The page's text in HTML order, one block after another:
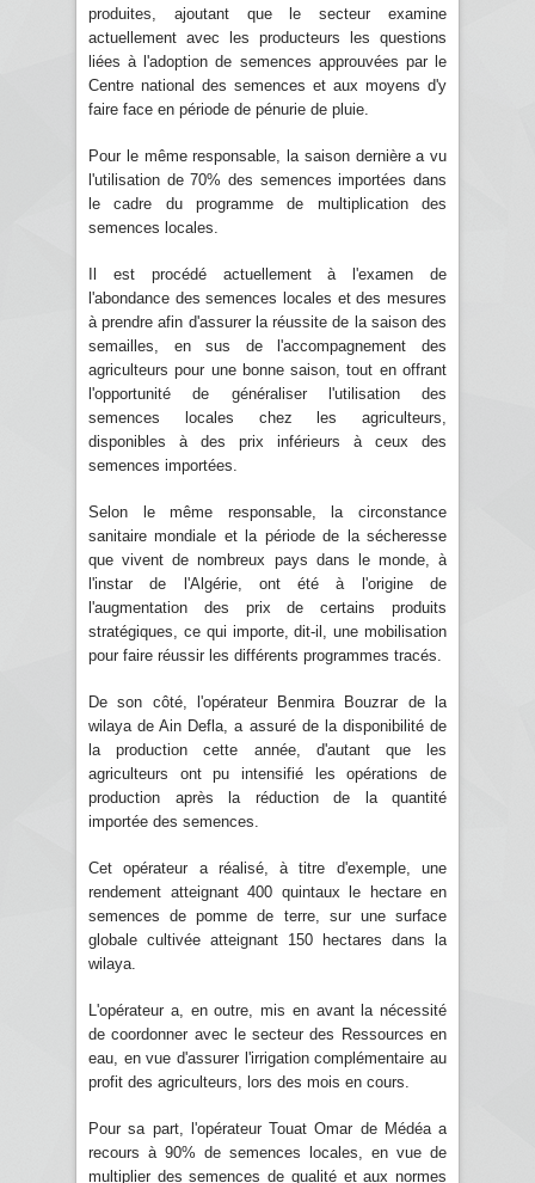
produites, ajoutant que le secteur examine
actuellement avec les producteurs les questions
liées à l'adoption de semences approuvées par le
Centre national des semences et aux moyens d'y
faire face en période de pénurie de pluie.
Pour le même responsable, la saison dernière a vu
l'utilisation de 70% des semences importées dans
le cadre du programme de multiplication des
semences locales.
Il est procédé actuellement à l'examen de
l'abondance des semences locales et des mesures
à prendre afin d'assurer la réussite de la saison des
semailles, en sus de l'accompagnement des
agriculteurs pour une bonne saison, tout en offrant
l'opportunité de généraliser l'utilisation des
semences locales chez les agriculteurs,
disponibles à des prix inférieurs à ceux des
semences importées.
Selon le même responsable, la circonstance
sanitaire mondiale et la période de la sécheresse
que vivent de nombreux pays dans le monde, à
l'instar de l'Algérie, ont été à l'origine de
l'augmentation des prix de certains produits
stratégiques, ce qui importe, dit-il, une mobilisation
pour faire réussir les différents programmes tracés.
De son côté, l'opérateur Benmira Bouzrar de la
wilaya de Ain Defla, a assuré de la disponibilité de
la production cette année, d'autant que les
agriculteurs ont pu intensifié les opérations de
production après la réduction de la quantité
importée des semences.
Cet opérateur a réalisé, à titre d'exemple, une
rendement atteignant 400 quintaux le hectare en
semences de pomme de terre, sur une surface
globale cultivée atteignant 150 hectares dans la
wilaya.
L'opérateur a, en outre, mis en avant la nécessité
de coordonner avec le secteur des Ressources en
eau, en vue d'assurer l'irrigation complémentaire au
profit des agriculteurs, lors des mois en cours.
Pour sa part, l'opérateur Touat Omar de Médéa a
recours à 90% de semences locales, en vue de
multiplier des semences de qualité et aux normes